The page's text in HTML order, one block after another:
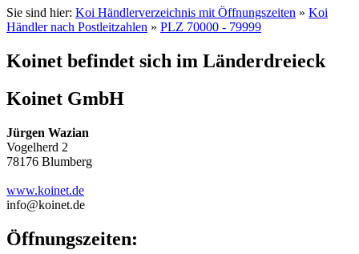
Sie sind hier: Koi Händlerverzeichnis mit Öffnungszeiten » Koi
Händler nach Postleitzahlen » PLZ 70000 - 79999
Koinet befindet sich im Länderdreieck
Koinet GmbH
Jürgen Wazian
Vogelherd 2
78176 Blumberg
www.koinet.de
info@koinet.de
Öffnungszeiten: